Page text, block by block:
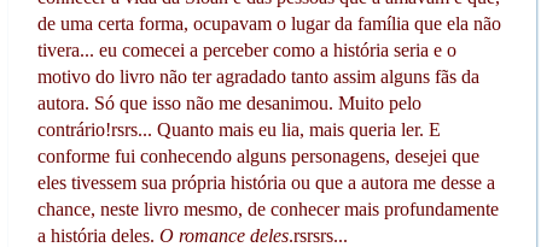
de uma certa forma, ocupavam o lugar da família que ela não
tivera... eu comecei a perceber como a história seria e o
motivo do livro não ter agradado tanto assim alguns fãs da
autora. Só que isso não me desanimou. Muito pelo
contrário!rsrs... Quanto mais eu lia, mais queria ler. E
conforme fui conhecendo alguns personagens, desejei que
eles tivessem sua própria história ou que a autora me desse a
chance, neste livro mesmo, de conhecer mais profundamente
a história deles. O romance deles.rsrsrs...